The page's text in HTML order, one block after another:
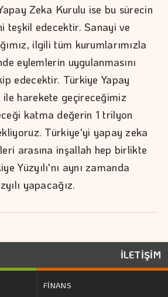
Zeka Kurulu ise bu sürecin
teşkil edecektir. Sanayi ve
ilgili tüm kurumlarımızla
eylemlerin uygulanmasını
edecektir. Türkiye Yapay
ile harekete geçireceğimiz
katma değerin 1 trilyon
Türkiye'yi yapay zeka
arasına inşallah hep birlikte
Yüzyılı'nı aynı zamanda
yapacağız.
İLETİŞİM
FİNANS